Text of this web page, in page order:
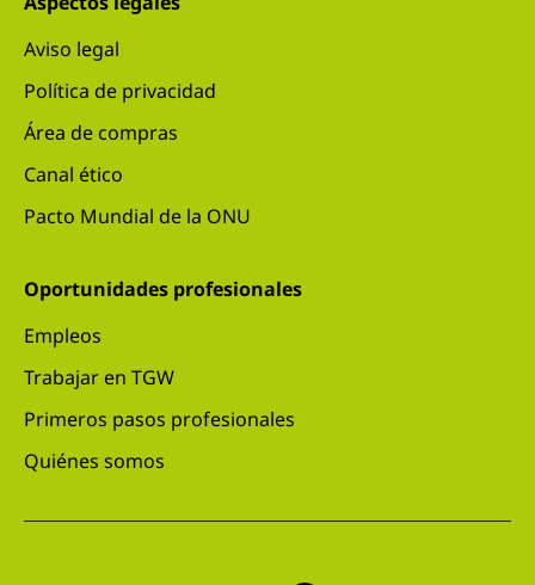
Aviso legal
Política de privacidad
Área de compras
Canal ético
Pacto Mundial de la ONU
Oportunidades profesionales
Empleos
Trabajar en TGW
Primeros pasos profesionales
Quiénes somos